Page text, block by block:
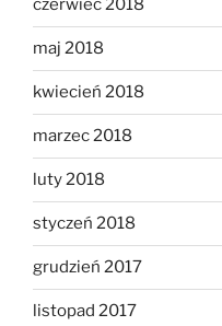
czerwiec 2018
maj 2018
kwiecień 2018
marzec 2018
luty 2018
styczeń 2018
grudzień 2017
listopad 2017